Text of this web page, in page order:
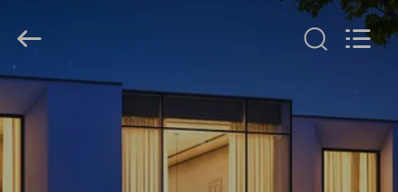
HEIM
PRODUKTE
Ltd..
Rights
Reserved.